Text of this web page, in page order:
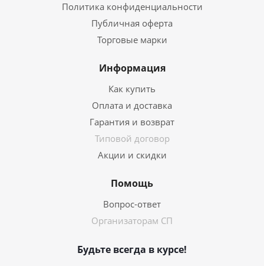
Политика конфиденциальности
Публичная оферта
Торговые марки
Информация
Как купить
Оплата и доставка
Гарантия и возврат
Типовой договор
Акции и скидки
Помощь
Вопрос-ответ
Организаторам СП
Будьте всегда в курсе!